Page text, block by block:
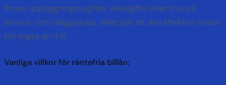
finnas uppläggningsavgifter, aviavgifter eller krav på
service‑ och tilläggsavtal, vilket gör att den effektiva räntan
blir högre än 0 %.
Vanliga villkor för räntefria billån: